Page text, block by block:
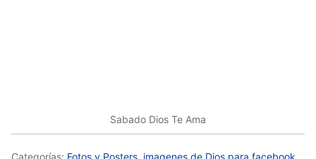
Sabado Dios Te Ama